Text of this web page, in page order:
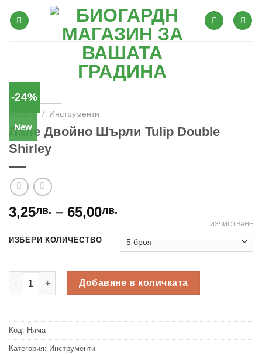
-24%
New
Начало / Инструменти
Лале Двойно Шърли Tulip Double
Shirley
3,25лв. – 65,00лв.
3,25лв.
through
65,00лв.
ИЗБЕРИ КОЛИЧЕСТВО
ИЗЧИСТВАНЕ
количество за Лале Двойно Шърли Tulip Double Shirley
Добавяне в количката
Код: Няма
Категория: Инструменти